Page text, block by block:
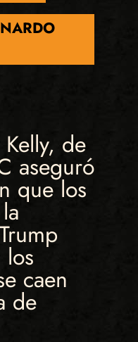
de
aseguró
que los
caen
de